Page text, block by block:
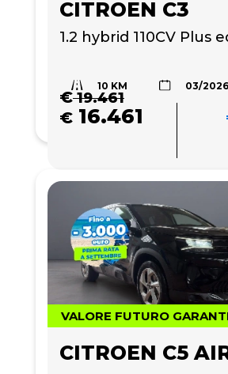
CITROEN C3
1.2 hybrid 110CV Plus
10 KM 03/2026
€19.461
€ 16.461
VALORE FUTURO